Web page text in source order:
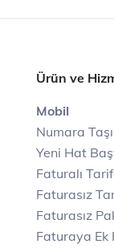
Ürün ve
Mobil
Numara
Yeni Hat
Faturalı
Faturasız
Faturasız
Faturaya Ek